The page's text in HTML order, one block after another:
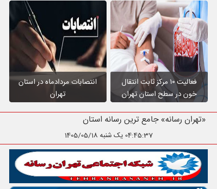
فعالیت ۱۰ مرکز ثابت انتقال
خون در سطح استان تهران
انتصابات مردادماه در استان
تهران
«تهران رسانه» جامع ترین رسانه استان تهران
04:45:38 یک شنبه 1405/05/18